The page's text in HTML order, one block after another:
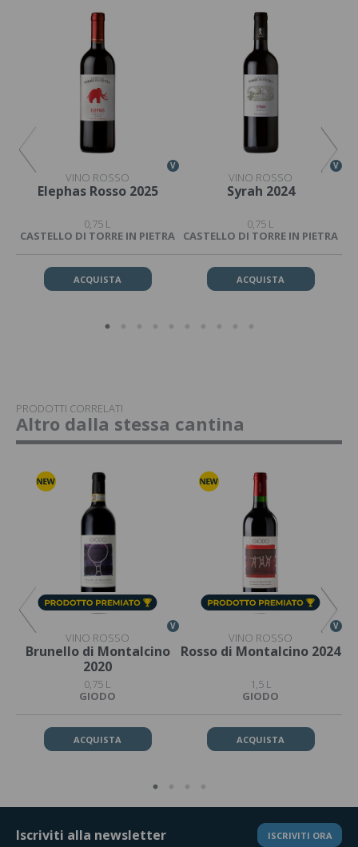
V
VINO ROSSO
Elephas Rosso 2025
0,75 L
CASTELLO DI TORRE IN PIETRA
ACQUISTA
V
VINO ROSSO
Syrah 2024
0,75 L
CASTELLO DI TORRE IN PIETRA
ACQUISTA
PRODOTTI CORRELATI
Altro dalla stessa cantina
V
VINO ROSSO
Brunello di Montalcino
2020
0,75 L
GIODO
ACQUISTA
V
VINO ROSSO
Rosso di Montalcino 2024
1,5 L
GIODO
ACQUISTA
Iscriviti alla newsletter ISCRIVITI ORA